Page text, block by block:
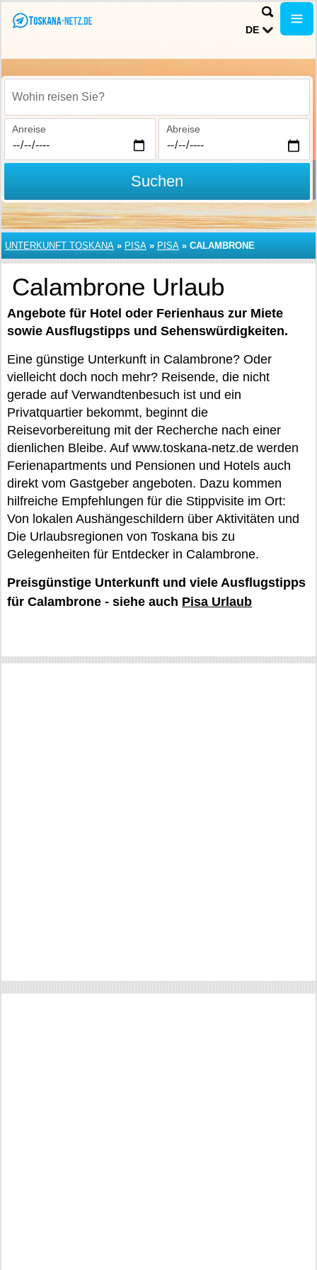
DE
Wohin reisen Sie?
Anreise Abreise
Suchen
UNTERKUNFT TOSKANA » PISA » PISA » CALAMBRONE
Calambrone Urlaub
Angebote für Hotel oder Ferienhaus zur Miete
sowie Ausflugstipps und Sehenswürdigkeiten.
Eine günstige Unterkunft in Calambrone? Oder
vielleicht doch noch mehr? Reisende, die nicht
gerade auf Verwandtenbesuch ist und ein
Privatquartier bekommt, beginnt die
Reisevorbereitung mit der Recherche nach einer
dienlichen Bleibe. Auf www.toskana-netz.de werden
Ferienapartments und Pensionen und Hotels auch
direkt vom Gastgeber angeboten. Dazu kommen
hilfreiche Empfehlungen für die Stippvisite im Ort:
Von lokalen Aushängeschildern über Aktivitäten und
Die Urlaubsregionen von Toskana bis zu
Gelegenheiten für Entdecker in Calambrone.
Preisgünstige Unterkunft und viele Ausflugstipps
für Calambrone - siehe auch Pisa Urlaub